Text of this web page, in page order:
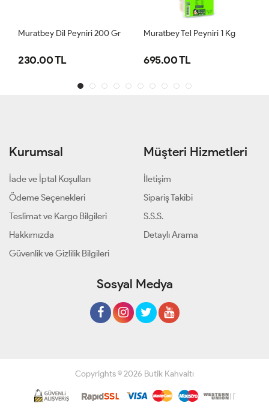
Gr Muratbey Tel Peyniri 1 Kg
695.00 TL
Muratbey Dilimli Fessita
265.00 TL
Kurumsal
İade ve İptal Koşulları
Ödeme Seçenekleri
Teslimat ve Kargo Bilgileri
Hakkımızda
Güvenlik ve Gizlilik Bilgileri
Müşteri Hizmetleri
İletişim
Sipariş Takibi
S.S.S.
Detaylı Arama
Sosyal Medya
Copyrights © 2026 Butik Kahvaltı